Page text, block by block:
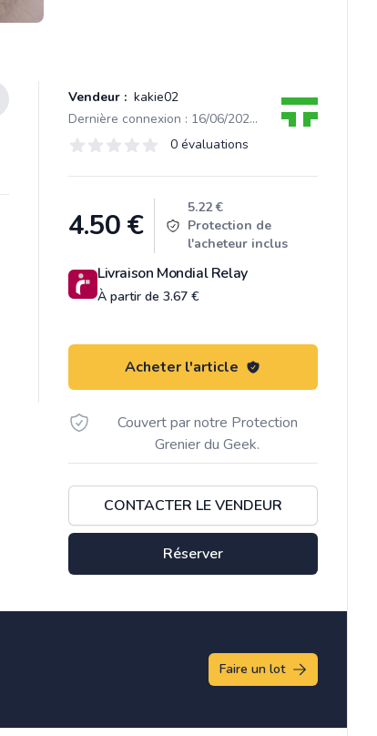
Vendeur : kakie02
Dernière connexion : 16/06/2024 00:06
Évaluations
0 sur 5 étoiles 0 évaluations
Product information
4.50€
5.22 €
Protection de
l'acheteur inclus
Livraison Mondial Relay
À partir de 3.67 €
Acheter l'article
Couvert par notre Protection
Grenier du Geek.
CONTACTER LE VENDEUR
Réserver
Faire un lot